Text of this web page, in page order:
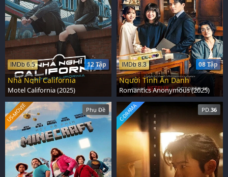
12 Tập
IMDb 6.5
Nhà Nghỉ California
Motel California (2025)
08 Tập
IMDb 8.3
Người Tình Ẩn Danh
Romantics Anonymous (2025)
Phụ Đề
US-MOVIE PD.36
C-DRAMA